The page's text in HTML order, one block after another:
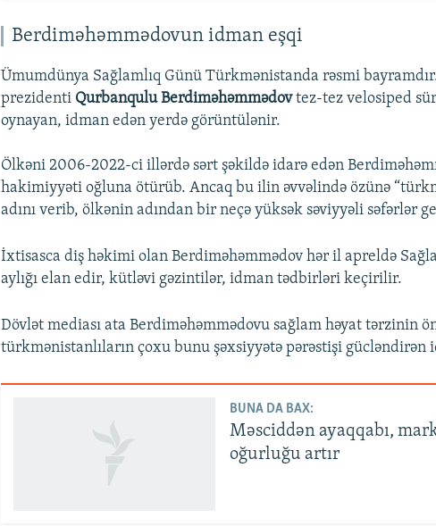
Berdiməhəmmədovun idman eşqi
Ümumdünya Sağlamlıq Günü Türkmənistanda rəsmi
prezidenti Qurbanqulu Berdiməhəmmədovtez-tez velosiped
oynayan, idman edən yerdə görüntülənir.
Ölkəni 2006-2022-ci illərdə sərt şəkildə idarə edən
hakimiyyəti oğluna ötürüb. Ancaq bu ilin əvvəlində özünə
adını verib, ölkənin adından bir neçə yüksək səviyyəli səfərlər
İxtisasca diş həkimi olan Berdiməhəmmədov hər il apreldə
aylığı elan edir, kütləvi gəzintilər, idman tədbirləri keçirilir.
Dövlət mediası ata Berdiməhəmmədovu sağlam həyat tərzinin
türkmənistanlıların çoxu bunu şəxsiyyətə pərəstişi gücləndirən
BUNA DA BAX:
Məsciddən ayaqqabı,
oğurluğu artır